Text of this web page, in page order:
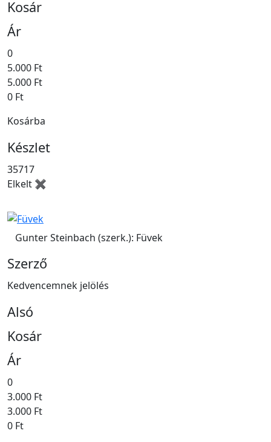
Kosár
Ár
0
5.000 Ft
5.000 Ft
0 Ft
Kosárba
Készlet
35717
Elkelt ✖
Gunter Steinbach (szerk.): Füvek
Szerző
Kedvencemnek jelölés
Alsó
Kosár
Ár
0
3.000 Ft
3.000 Ft
0 Ft